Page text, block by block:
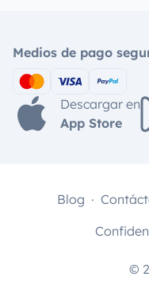
Medios de pago
Descargar en
App Store
©
Blog